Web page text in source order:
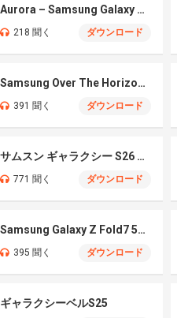
Aurora – Samsung Galaxy S26
218 聞く ダウンロード
Samsung Over The Horizon 2026
391 聞く ダウンロード
サムスン ギャラクシー S26 ウルトラ
771 聞く ダウンロード
Samsung Galaxy Z Fold7 5G – Illusionary
395 聞く ダウンロード
ギャラクシーベルS25